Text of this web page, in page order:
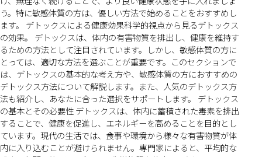
う。特に敏感体質の方は、優しい方法で始めることをおすすめし
ます。 デトックスによる健康効果科学的視点から見るデトックス
の効果。 デトックスは、体内の有害物質を排出し、健康を維持す
るための方法として注目されています。しかし、敏感体質の方に
とっては、適切な方法を選ぶことが重要です。このセクションで
は、デトックスの基本的な考え方や、敏感体質の方におすすめの
デトックス方法について解説します。また、人気のデトックス方
法も紹介し、あなたに合った選択をサポートします。 デトックス
の基本とその必要性 デトックスは、体内に蓄積された毒素を排出
することで、健康を促進し、エネルギーを高めることを目的とし
ています。現代の生活では、食事や環境から様々な有害物質が体
内に入り込むことが避けられません。専門家によると、平均的な